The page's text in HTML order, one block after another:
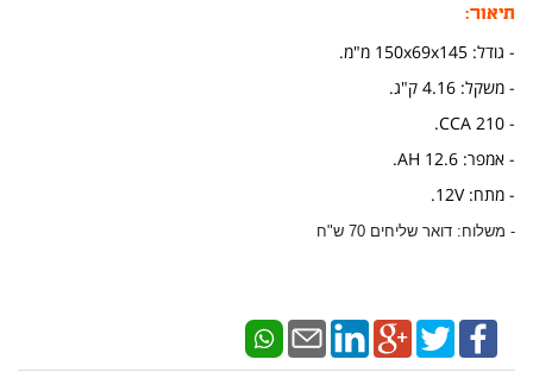
תיאור:
- גודל: 150x69x145 מ"מ.
- משקל: 4.16 ק"ג.
- 210 CCA.
- אמפר: 12.6 AH.
- מתח: 12V.
- משלוח: דואר שליחים 70 ש"ח